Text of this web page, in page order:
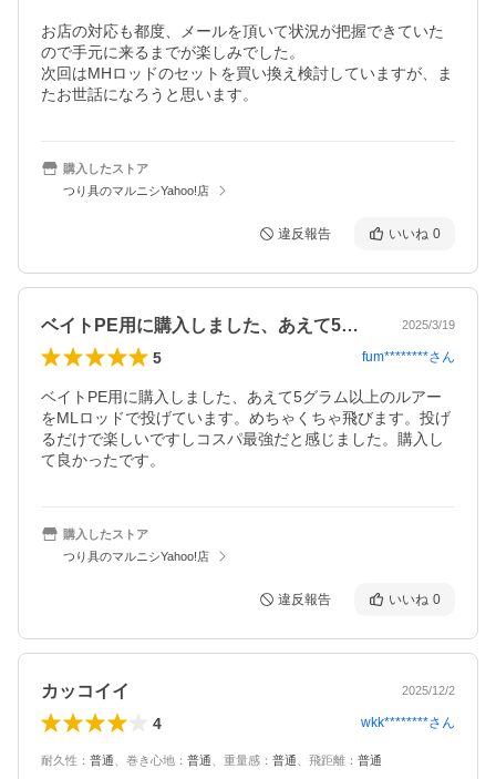
お店の対応も都度、メールを頂いて状況が把握できていた
ので手元に来るまでが楽しみでした。
次回はMHロッドのセットを買い換え検討していますが、ま
たお世話になろうと思います。
購入したストア
つり具のマルニシYahoo!店
違反報告 いいね 0
ベイトPE用に購入しました、あえて5グ… 2025/3/19
5 fum********さん
ベイトPE用に購入しました、あえて5グラム以上のルアー
をMLロッドで投げています。めちゃくちゃ飛びます。投げ
るだけで楽しいですしコスパ最強だと感じました。購入し
て良かったです。
購入したストア
つり具のマルニシYahoo!店
違反報告 いいね 0
カッコイイ 2025/12/2
4 wkk********さん
耐久性 ： 普通 巻き心地 ： 普通 重量感 ： 普通 飛距離 ： 普通